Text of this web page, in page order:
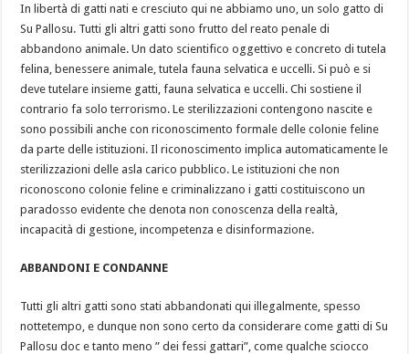
In libertà di gatti nati e cresciuto qui ne abbiamo uno, un solo gatto di
Su Pallosu. Tutti gli altri gatti sono frutto del reato penale di
abbandono animale. Un dato scientifico oggettivo e concreto di tutela
felina, benessere animale, tutela fauna selvatica e uccelli. Si può e si
deve tutelare insieme gatti, fauna selvatica e uccelli. Chi sostiene il
contrario fa solo terrorismo. Le sterilizzazioni contengono nascite e
sono possibili anche con riconoscimento formale delle colonie feline
da parte delle istituzioni. Il riconoscimento implica automaticamente le
sterilizzazioni delle asla carico pubblico. Le istituzioni che non
riconoscono colonie feline e criminalizzano i gatti costituiscono un
paradosso evidente che denota non conoscenza della realtà,
incapacità di gestione, incompetenza e disinformazione.
ABBANDONI E CONDANNE
Tutti gli altri gatti sono stati abbandonati qui illegalmente, spesso
nottetempo, e dunque non sono certo da considerare come gatti di Su
Pallosu doc e tanto meno ” dei fessi gattari”, come qualche sciocco